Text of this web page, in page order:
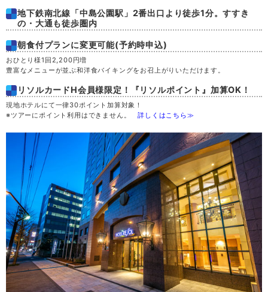
地下鉄南北線「中島公園駅」2番出口より徒歩1分。すすき
の・大通も徒歩圏内
朝食付プランに変更可能(予約時申込)
おひとり様1回2,200円増
豊富なメニューが並ぶ和洋食バイキングをお召上がりいただけます。
リソルカードH会員様限定！『リソルポイント』加算OK！
現地ホテルにて一律30ポイント加算対象！
※ツアーにポイント利用はできません。詳しくはこちら≫